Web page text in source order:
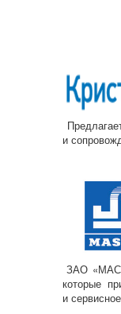
и
ЗАО
которые
и